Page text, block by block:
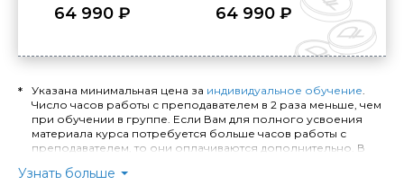
64 990 ₽ 64 990 ₽
Указана минимальная цена за индивидуальное обучение.
Число часов работы с преподавателем в 2 раза меньше, чем
при обучении в группе. Если Вам для полного усвоения
материала курса потребуется больше часов работы с
преподавателем, то они оплачиваются дополнительно. В
стоимости обучения и количества необходимых часов
Узнать больше